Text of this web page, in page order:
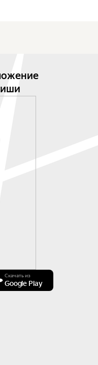
Скачать из
Google Play